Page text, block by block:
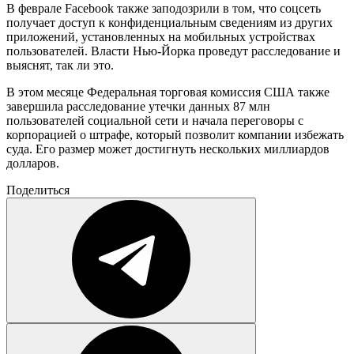
В феврале Facebook также заподозрили в том, что соцсеть
получает доступ к конфиденциальным сведениям из других
приложений, установленных на мобильных устройствах
пользователей. Власти Нью-Йорка проведут расследование и
выяснят, так ли это.
В этом месяце Федеральная торговая комиссия США также
завершила расследование утечки данных 87 млн
пользователей социальной сети и начала переговоры с
корпорацией о штрафе, который позволит компании избежать
суда. Его размер может достигнуть нескольких миллиардов
долларов.
Поделиться